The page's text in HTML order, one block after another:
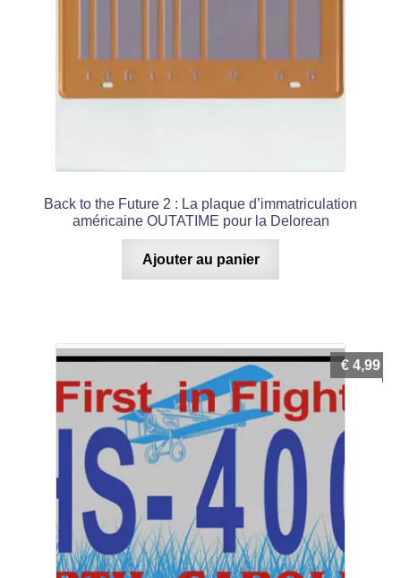
Back to the Future 2 : La plaque d’immatriculation
américaine OUTATIME pour la Delorean
Ajouter au panier
€ 4,99